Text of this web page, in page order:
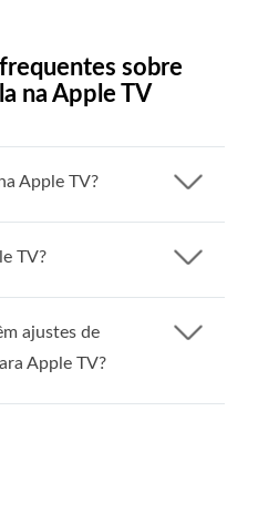
sobre
na Apple TV
Apple TV?
TV?
ajustes de
Apple TV?